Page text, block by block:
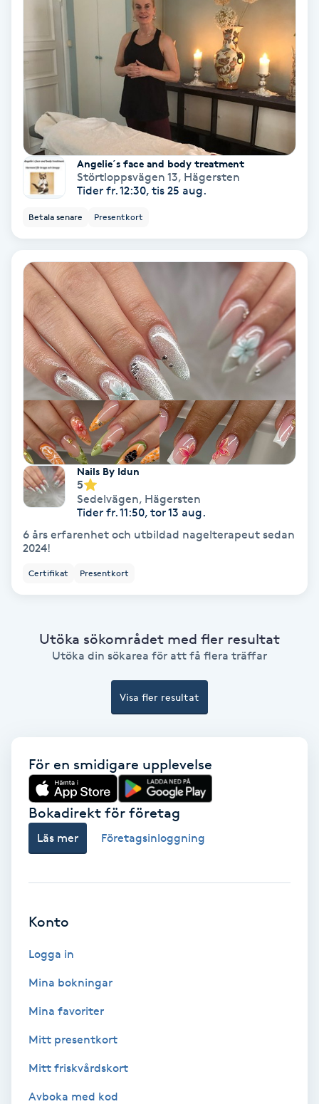
Color correction
Cryoterapi
Dermapen
Diamantslipning
Enzympeeling
Extensions
Extensions borttagning
Eyeliner-tatuering
Face framing
Faceliftmassage
Fet hårbotten
Fettreducering
Fibromassage
Fotmassage
Fransar
Fransborttagning
Fransfärgning
Fransförlängning Volym
Fransk manikyr
Frekvensterapi
Angelie´s face and body treatment
Störtloppsvägen 13, Hägersten
Tider fr. 12:30, tis 25 aug.
Betala senare Presentkort
Nails By Idun
5
Sedelvägen, Hägersten
Tider fr. 11:50, tor 13 aug.
6 års erfarenhet och utbildad nagelterapeut sedan
2024!
Certifikat Presentkort
Utöka sökområdet med fler resultat
Utöka din sökarea för att få flera träffar
Visa fler resultat
För en smidigare upplevelse
Bokadirekt för företag
Läs mer Företagsinloggning
Konto
Logga in
Mina bokningar
Mina favoriter
Mitt presentkort
Mitt friskvårdskort
Avboka med kod